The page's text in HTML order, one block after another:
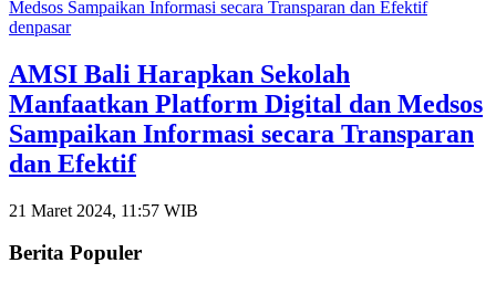
denpasar
AMSI Bali Harapkan Sekolah
Manfaatkan Platform Digital dan Medsos
Sampaikan Informasi secara Transparan
dan Efektif
21 Maret 2024, 11:57 WIB
Berita Populer